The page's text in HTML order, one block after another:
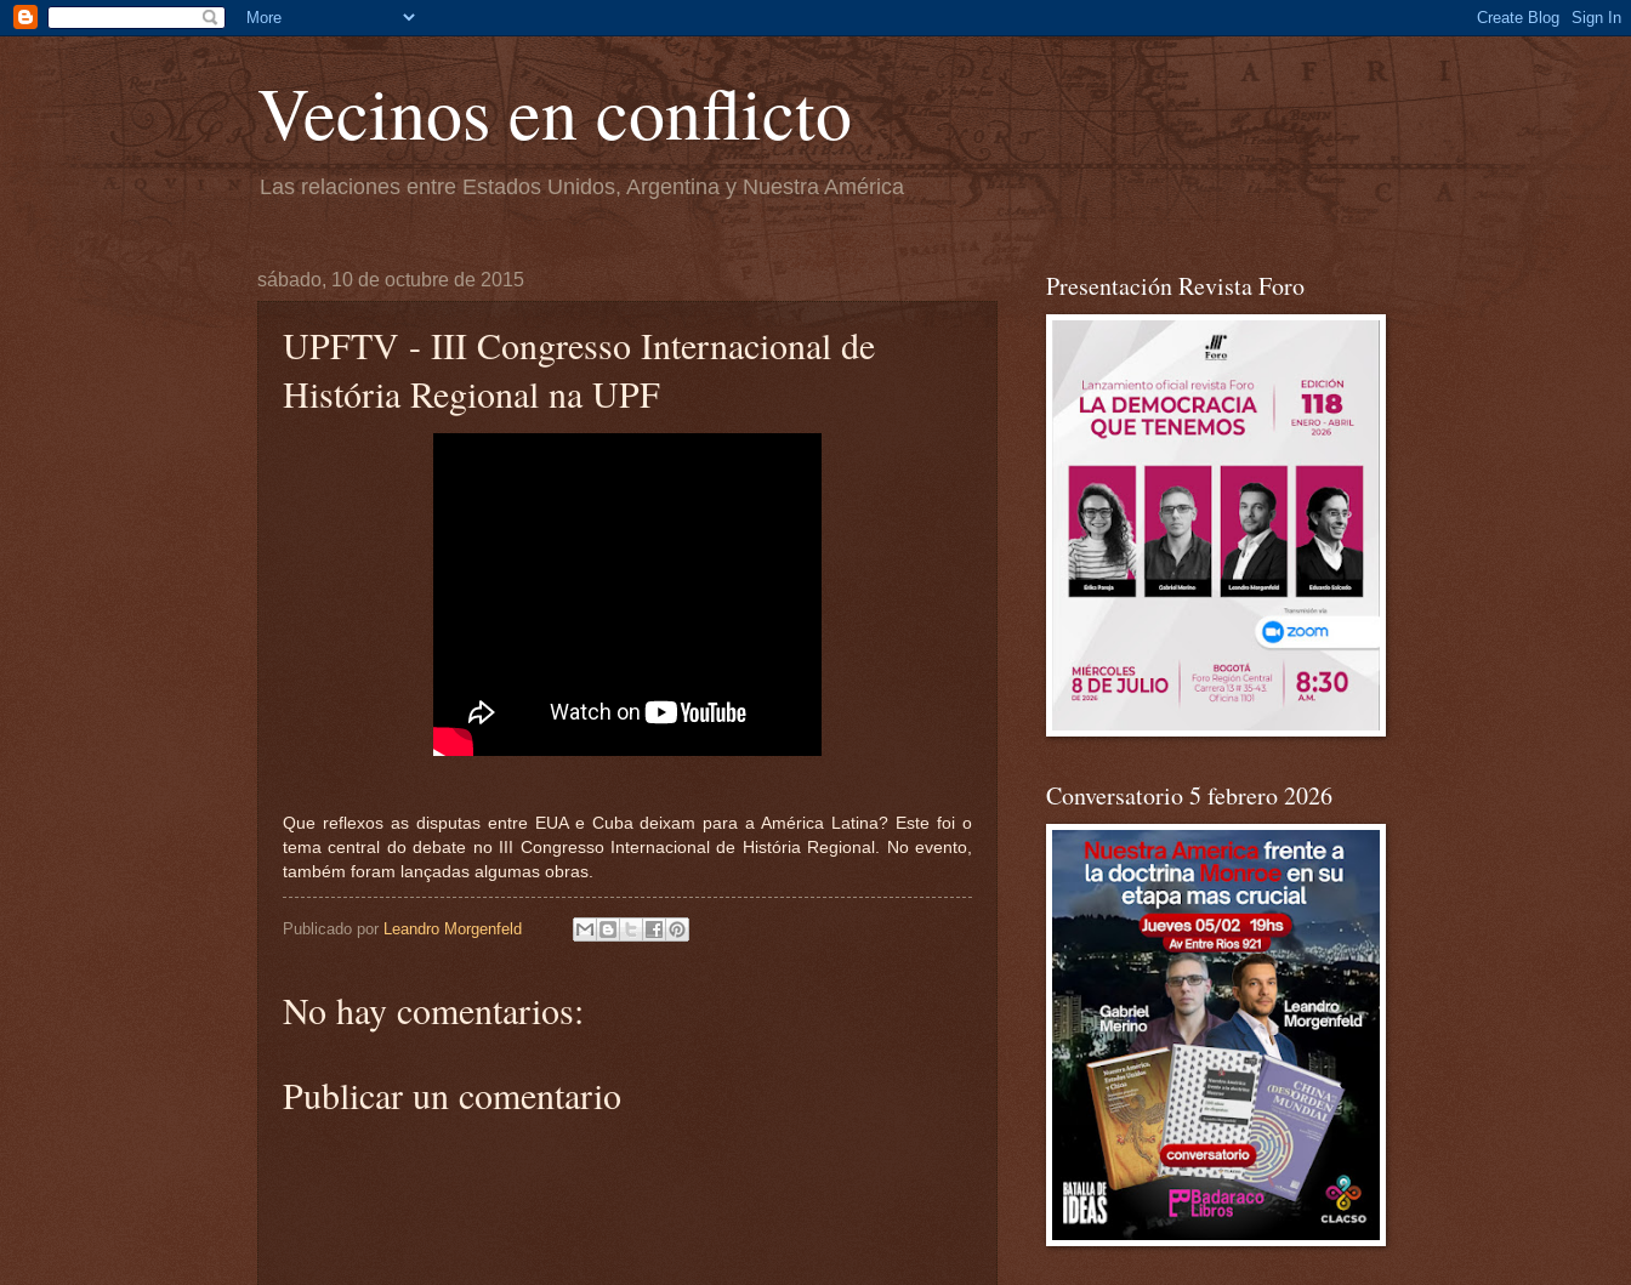
Vecinos en conflicto
Las relaciones entre Estados Unidos, Argentina y Nuestra América
sábado, 10 de octubre de 2015
UPFTV - III Congresso Internacional de
História Regional na UPF
Que reflexos as disputas entre EUA e Cuba deixam para a América Latina? Este foi o
tema central do debate no III Congresso Internacional de História Regional. No evento,
também foram lançadas algumas obras.
Publicado por Leandro Morgenfeld
No hay comentarios:
Publicar un comentario
Presentación Revista Foro
Conversatorio 5 febrero 2026